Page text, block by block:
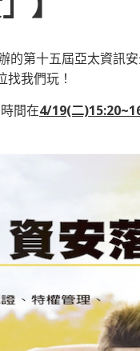
第十五屆亞太資訊
我們玩！
時間在4/19(二